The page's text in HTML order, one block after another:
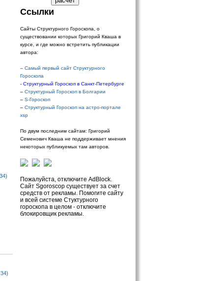
Ссылки
Сайты Структурного Гороскопа, о
существовании которых Григорий Кваша в
курсе, и где можно встретить публикации
автора:
– Самый первый сайт Структурного
Гороскопа
- Структурный Гороскоп в Санкт-Петербурге
– Структурный Гороскоп в Болгарии
– S-Гороскоп
– Структурный Гороскоп на астро-портале
xsp
По двум последним сайтам: Григорий
Семенович Кваша не поддерживает мнения
некоторых публикуемых там авторов.
Пожалуйста, отключите AdBlock.
Сайт Sgoroscop существует за счет
средств от рекламы. Помогите сайту
и всей системе Стуктурного
гороскопа в целом - отключите
блокировщик рекламы.